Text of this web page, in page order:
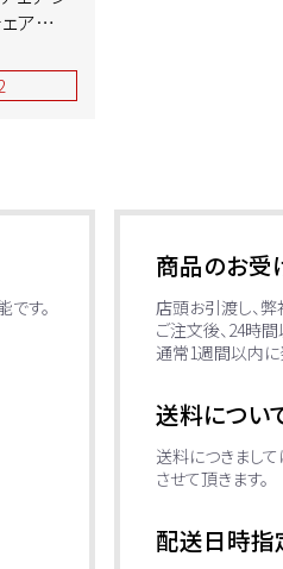
ア
ホワイ
ブルー
⑩
す。
商品のお受
店頭お引渡し、
ご注文後、24時
通常1週間以内に
送料につい
送料につきまして
させて頂きます。
配送日時指